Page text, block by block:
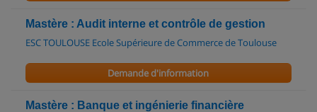
Mastère : Audit interne et contrôle de gestion
ESC TOULOUSE Ecole Supérieure de Commerce de Toulouse
Demande d'information
Mastère : Banque et ingénierie financière